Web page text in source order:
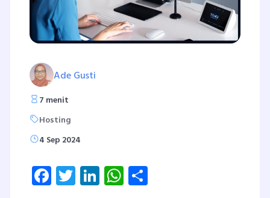
Ade Gusti
7 menit
Hosting
4 Sep 2024
Facebook
Twitter
LinkedInWhatsApp